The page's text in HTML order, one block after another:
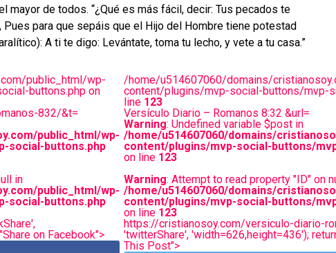
mayor de todos. “¿Qué es más fácil, decir: Tus pecados te
Pues para que sepáis que el Hijo del Hombre tiene potestad
A ti te digo: Levántate, toma tu lecho, y vete a tu casa.”
public_html/wp-
buttons.php on
832/&t=
public_html/wp-
social-buttons.php
in
public_html/wp-
social-buttons.php
on Facebook">
/home/u514607060/domains/
content/plugins/mvp-social-buttons/mvp-
line 123
Versículo Diario – Romanos 8:32 &url=
Warning: Undefined variable $post in
/home/u514607060/domains/
content/plugins/mvp-social-buttons/
on line 123
Warning: Attempt to read property "ID" on
/home/u514607060/domains/
content/plugins/mvp-social-buttons/
on line 123
https://cristianosoy.com/versiculo-diario-
'twitterShare', 'width=626,height=436');
This Post">